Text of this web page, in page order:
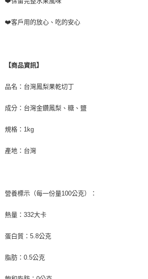
❤️客戶用的放心、吃的安心
【商品資訊】
品名：台灣鳳梨果乾切丁
成分：台灣金鑽鳳梨、糖、鹽
規格：1kg
產地：台灣
營養標示（每一份量100公克）：
熱量：332大卡
蛋白質：5.8公克
脂肪：0.5公克